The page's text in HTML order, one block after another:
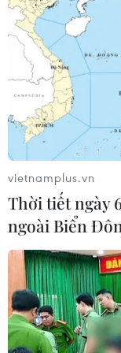
mục tiêu
tranh chấp
tham vấn
quyết Tranh
chấp liên
"Cảnh giác"
Ban Hội thẩm
hiện ra rằng
phòng vệ
hợp với các tiêu
Cơ chế giải
trong việc xác
thẩm quyền có
hay không, có
vietnamplus.vn
Thời tiết ngày
ngoài Biển